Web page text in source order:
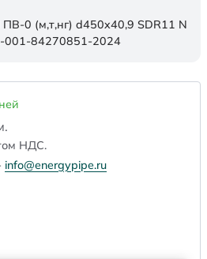
0 (м,т,нг) d450x40,9 SDR11 N
001-84270851-2024
НДС.
info@energypipe.ru